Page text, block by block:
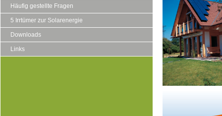
Häufig gestellte Fragen
5 Irrtümer zur Solarenergie
Downloads
Links